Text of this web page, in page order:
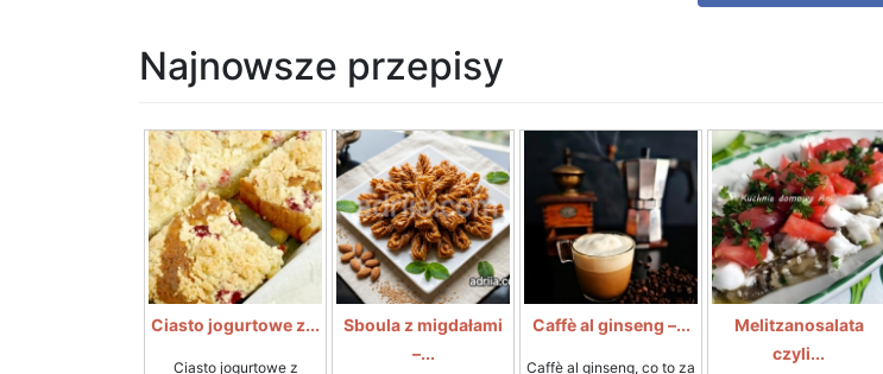
Najnowsze przepisy
Ciasto jogurtowe z...
Ciasto jogurtowe z
Sboula z migdałami
–...
Caffè al ginseng –...
Caffè al ginseng, co to za
Melitzanosalata
czyli...